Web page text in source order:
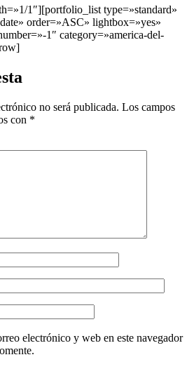
1″][portfolio_list type=»standard»
order=»ASC» lightbox=»yes»
1″ category=»america-del-
no será publicada. Los campos
con *
electrónico y web en este navegador